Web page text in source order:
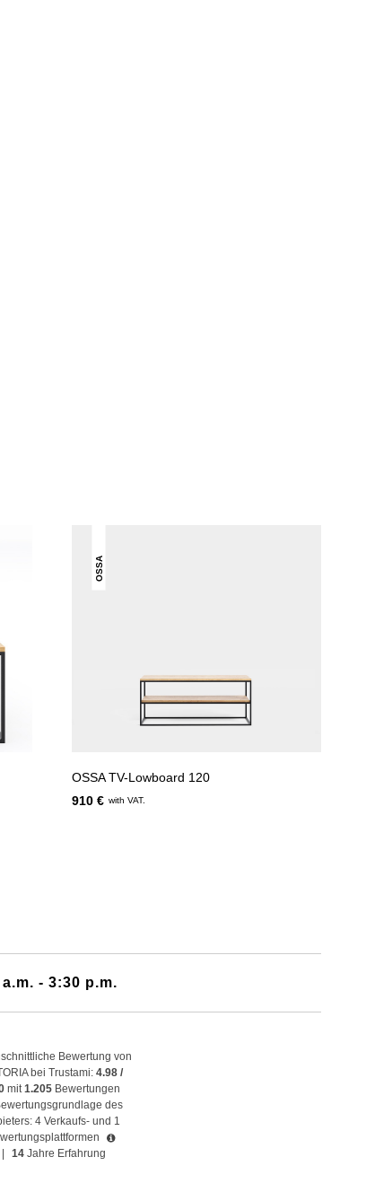
OSSA
OSSA TV-Lowboard 120
910 € with VAT.
- 3:30 p.m.
Bewertung von
bei Trustami: 4.98 /
mit1.205 Bewertungen
des
4 Verkaufs- und 1
14 Jahre Erfahrung